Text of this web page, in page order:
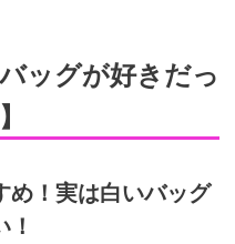
ッグが好きだっ
め！実は白いバッグ